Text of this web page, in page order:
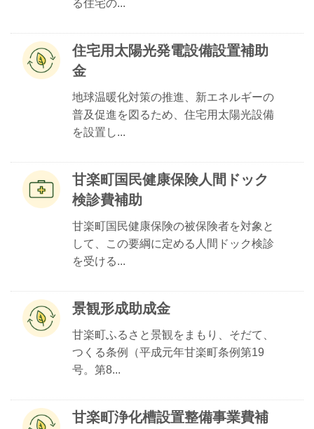
る住宅の...
住宅用太陽光発電設備設置補助
金
地球温暖化対策の推進、新エネルギーの
普及促進を図るため、住宅用太陽光設備
を設置し...
甘楽町国民健康保険人間ドック
検診費補助
甘楽町国民健康保険の被保険者を対象と
して、この要綱に定める人間ドック検診
を受ける...
景観形成助成金
甘楽町ふるさと景観をまもり、そだて、
つくる条例（平成元年甘楽町条例第19
号。第8...
甘楽町浄化槽設置整備事業費補